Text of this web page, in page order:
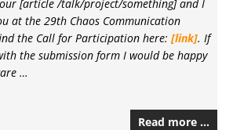
[article /talk/project/something] and I
at the 29th Chaos Communication
the Call for Participation here: [link]. If
the submission form I would be happy
…
Read more …